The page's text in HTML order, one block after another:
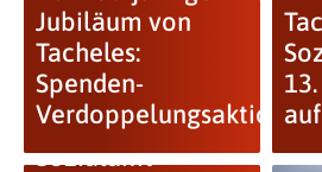
Jubiläum von
Tacheles:
Spenden-
Verdoppelungsaktion auf
Jobcenter und
Sozialamt